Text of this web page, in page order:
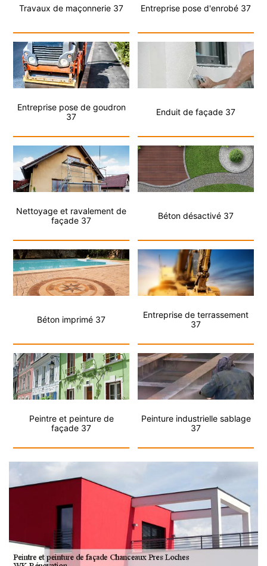
Travaux de maçonnerie 37 Entreprise pose d'enrobé 37
Entreprise pose de goudron
37
Enduit de façade 37
Nettoyage et ravalement de
façade 37
Béton désactivé 37
Béton imprimé 37
Entreprise de terrassement
37
Peintre et peinture de
façade 37
Peinture industrielle sablage
37